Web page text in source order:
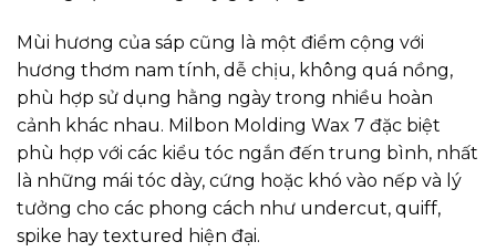
Mùi hương của sáp cũng là một điểm cộng với
hương thơm nam tính, dễ chịu, không quá nồng,
phù hợp sử dụng hằng ngày trong nhiều hoàn
cảnh khác nhau. Milbon Molding Wax 7 đặc biệt
phù hợp với các kiểu tóc ngắn đến trung bình, nhất
là những mái tóc dày, cứng hoặc khó vào nếp và lý
tưởng cho các phong cách như undercut, quiff,
spike hay textured hiện đại.